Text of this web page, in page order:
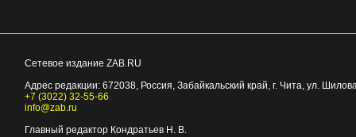
Сетевое издание ZAB.RU
Адрес редакции: 672038, Россия, Забайкальский край, г. Чита, ул.
+7 (3022) 32-55-66
info@zab.ru
Главный редактор Кондратьев Н. В.